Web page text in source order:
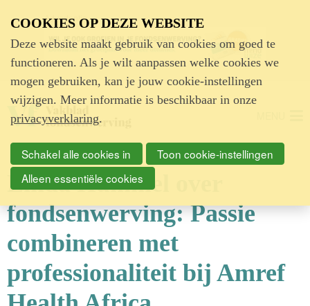
Advertentie
Linda Hummel over
fondsenwerving: Passie
combineren met
professionaliteit bij Amref
COOKIES OP DEZE WEBSITE
Deze website maakt gebruik van cookies om goed te
functioneren. Als je wilt aanpassen welke cookies we
mogen gebruiken, kan je jouw cookie-instellingen
wijzigen. Meer informatie is beschikbaar in onze
privacyverklaring.
Schakel alle cookies in
Toon cookie-instellingen
Alleen essentiële cookies